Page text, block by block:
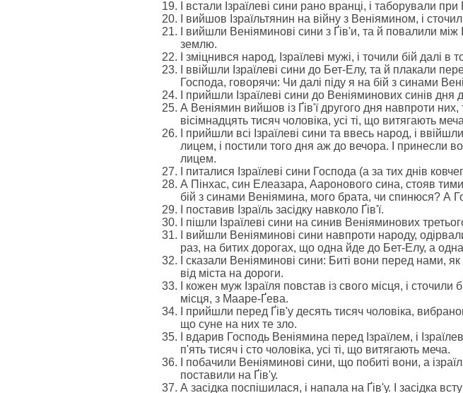
І встали Ізраїлеві сини рано вранці, і таборували при
І вийшов Ізраїльтянин на війну з Веніямином, і
І вийшли Веніяминові сини з Ґів'и, та й повалили між
землю.
І зміцнився народ, Ізраїлеві мужі, і точили бій далі
І ввійшли Ізраїлеві сини до Бет-Елу, та й плакали
Господа, говорячи: Чи далі піду я на бій з синами
І прийшли Ізраїлеві сини до Веніяминових синів дня
А Веніямин вийшов із Ґів'ї другого дня навпроти
вісімнадцять тисяч чоловіка, усі ті, що витягають
І прийшли всі Ізраїлеві сини та ввесь народ, і
лицем, і постили того дня аж до вечора. І принесли
лицем.
І питалися Ізраїлеві сини Господа (а за тих днів
А Пінхас, син Елеазара, Ааронового сина, стояв
бій з синами Веніямина, мого брата, чи спинюся? А
І поставив Ізраїль засідку навколо Ґів'ї.
І пішли Ізраїлеві сини на синив Веніяминових
І вийшли Веніяминові сини навпроти народу,
раз, на битих дорогах, що одна йде до Бет-Елу, а одна
І сказали Веніяминові сини: Биті вони перед нами,
від міста на дороги.
І кожен муж Ізраїля повстав із свого місця, і
місця, з Мааре-Ґева.
І прийшли перед Ґів'у десять тисяч чоловіка,
що суне на них те зло.
І вдарив Господь Веніямина перед Ізраїлем, і
п'ять тисяч і сто чоловіка, усі ті, що витягають меча.
І побачили Веніяминові сини, що побиті вони, а
поставили на Ґів'у.
А засідка поспішилася, і напала на Ґів'у. І засідка